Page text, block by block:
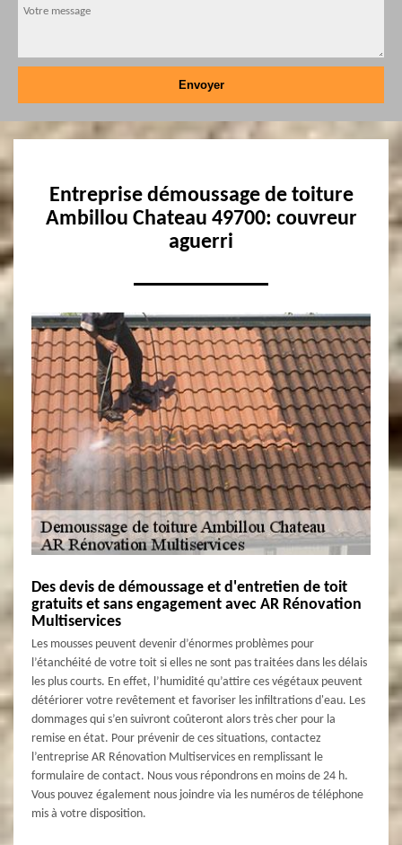
Entreprise démoussage de toiture
Ambillou Chateau 49700: couvreur
aguerri
Des devis de démoussage et d'entretien de toit
gratuits et sans engagement avec AR Rénovation
Multiservices
Les mousses peuvent devenir d’énormes problèmes pour
l’étanchéité de votre toit si elles ne sont pas traitées dans les délais
les plus courts. En effet, l’humidité qu’attire ces végétaux peuvent
détériorer votre revêtement et favoriser les infiltrations d'eau. Les
dommages qui s’en suivront coûteront alors très cher pour la
remise en état. Pour prévenir de ces situations, contactez
l’entreprise AR Rénovation Multiservices en remplissant le
formulaire de contact. Nous vous répondrons en moins de 24 h.
Vous pouvez également nous joindre via les numéros de téléphone
mis à votre disposition.